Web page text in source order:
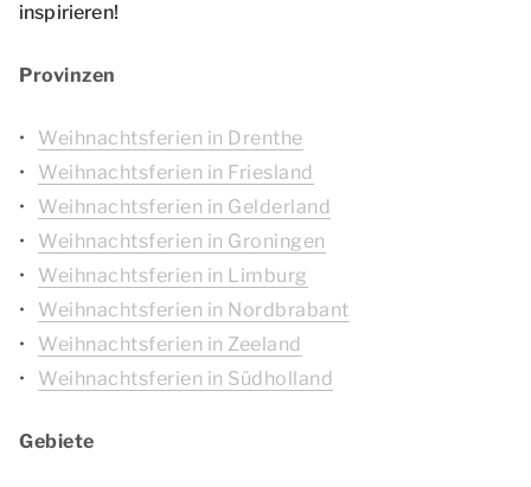
inspirieren!
Provinzen
Weihnachtsferien in Drenthe
Weihnachtsferien in Friesland
Weihnachtsferien in Gelderland
Weihnachtsferien in Groningen
Weihnachtsferien in Limburg
Weihnachtsferien in Nordbrabant
Weihnachtsferien in Zeeland
Weihnachtsferien in Südholland
Gebiete